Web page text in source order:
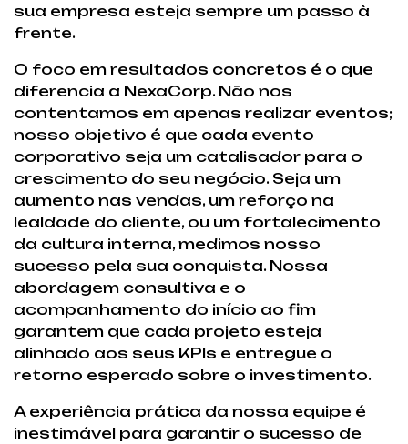
sua empresa esteja sempre um passo à
frente.
O foco em resultados concretos é o que
diferencia a NexaCorp. Não nos
contentamos em apenas realizar eventos;
nosso objetivo é que cada evento
corporativo seja um catalisador para o
crescimento do seu negócio. Seja um
aumento nas vendas, um reforço na
lealdade do cliente, ou um fortalecimento
da cultura interna, medimos nosso
sucesso pela sua conquista. Nossa
abordagem consultiva e o
acompanhamento do início ao fim
garantem que cada projeto esteja
alinhado aos seus KPIs e entregue o
retorno esperado sobre o investimento.
A experiência prática da nossa equipe é
inestimável para garantir o sucesso de